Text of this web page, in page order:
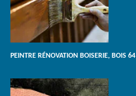
PEINTRE RÉNOVATION BOISERIE, BOIS 64